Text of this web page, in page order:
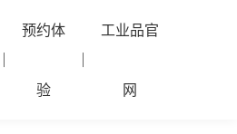
预约体
验
工业品官
网